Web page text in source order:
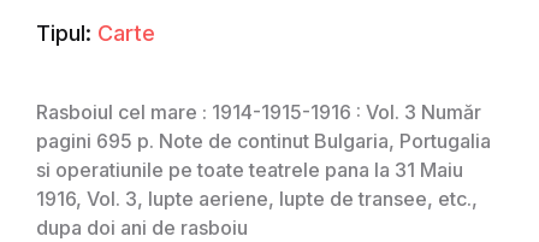
Tipul: Carte
Rasboiul cel mare : 1914-1915-1916 : Vol. 3 Număr
pagini 695 p. Note de continut Bulgaria, Portugalia
si operatiunile pe toate teatrele pana la 31 Maiu
1916, Vol. 3, lupte aeriene, lupte de transee, etc.,
dupa doi ani de rasboiu